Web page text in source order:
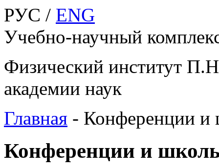
РУС / ENG
Учебно-научный
Физический институт
академии наук
Главная - Конференции и
Конференции и